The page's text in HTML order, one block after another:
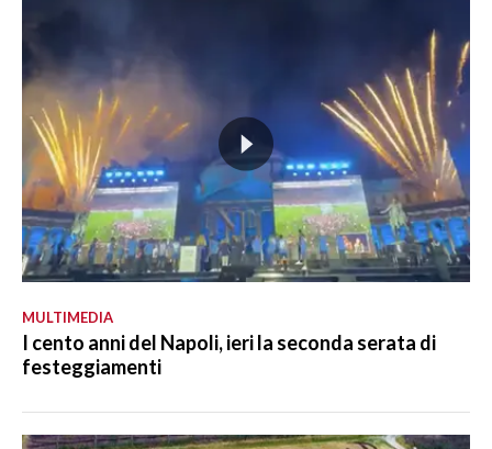
MULTIMEDIA
I cento anni del Napoli, ieri la seconda serata di
festeggiamenti